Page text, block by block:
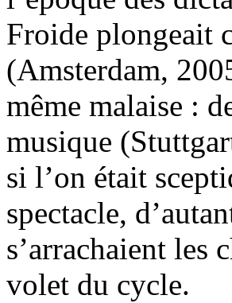
Froide plongeait
(Amsterdam,
même malaise :
musique
si l’on était
spectacle,
s’arrachaient les
volet du cycle.